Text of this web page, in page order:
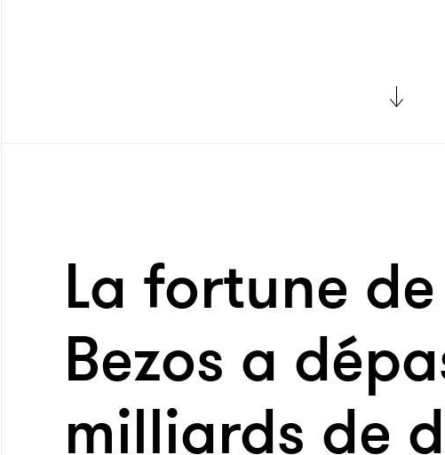
La fortune
Bezos a
milliards de